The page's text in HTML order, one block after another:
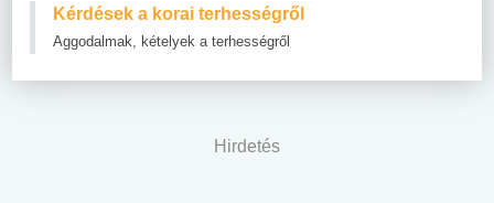
Kérdések a korai terhességről
Aggodalmak, kételyek a terhességről
Hirdetés